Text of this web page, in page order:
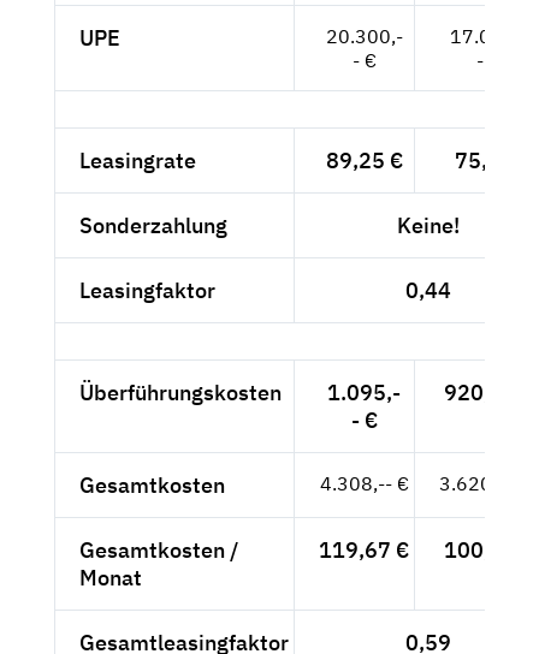
UPE
20.300,-
- €
17.059,-
- €
Leasingrate 89,25 € 75,-- €
Sonderzahlung Keine!
Leasingfaktor 0,44
Überführungskosten
1.095,-
- €
920,17 €
Gesamtkosten 4.308,-- € 3.620,17 €
Gesamtkosten /
Monat
119,67 € 100,56 €
Gesamtleasingfaktor 0,59